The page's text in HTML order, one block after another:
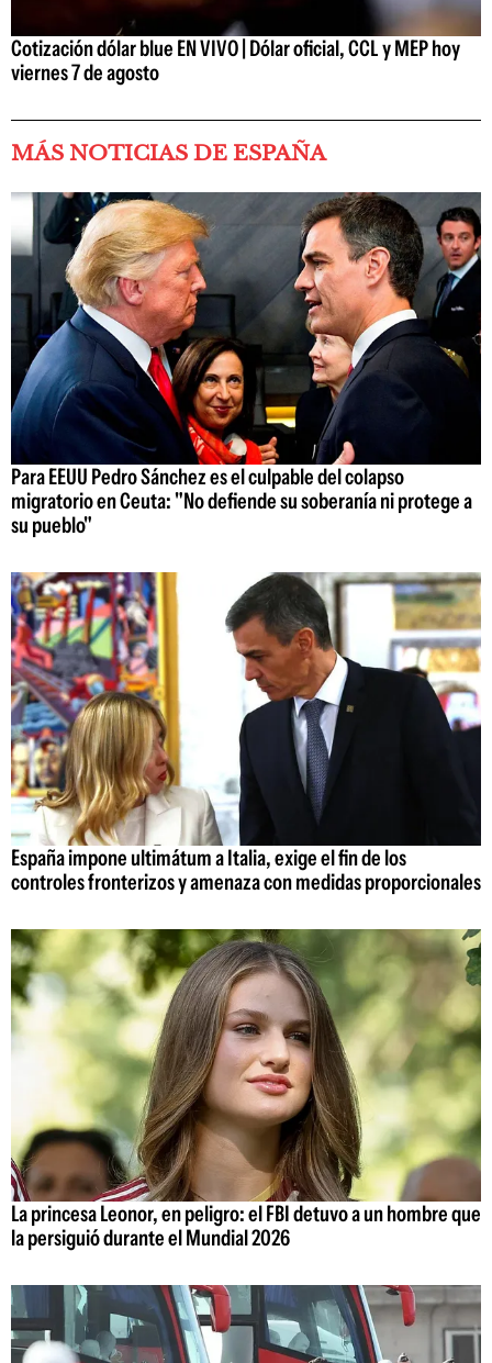
Cotización dólar blue EN VIVO | Dólar oficial, CCL y MEP hoy
viernes 7 de agosto
MÁS NOTICIAS DE ESPAÑA
Para EEUU Pedro Sánchez es el culpable del colapso
migratorio en Ceuta: "No defiende su soberanía ni protege a
su pueblo"
España impone ultimátum a Italia, exige el fin de los
controles fronterizos y amenaza con medidas proporcionales
La princesa Leonor, en peligro: el FBI detuvo a un hombre que
la persiguió durante el Mundial 2026